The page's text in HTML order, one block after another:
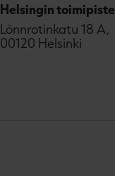
Helsingin toimipiste
Lönnrotinkatu 18 A,
00120 Helsinki